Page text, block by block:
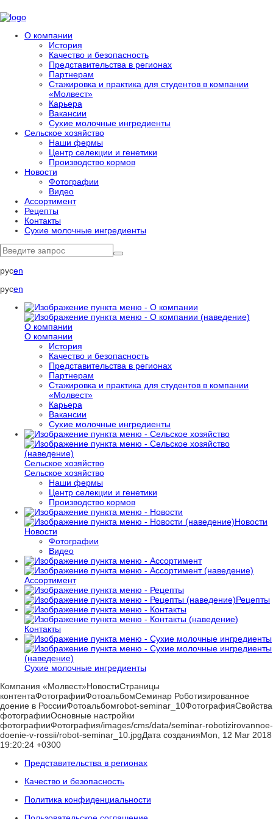
О компании
История
Качество и безопасность
Представительства в регионах
Партнерам
Стажировка и практика для студентов в компании
«Молвест»
Карьера
Вакансии
Сухие молочные ингредиенты
Сельское хозяйство
Наши фермы
Центр селекции и генетики
Производство кормов
Новости
Фотографии
Видео
Ассортимент
Рецепты
Контакты
Сухие молочные ингредиенты
русen
русen
О компании
О компании
История
Качество и безопасность
Представительства в регионах
Партнерам
Стажировка и практика для студентов в компании
«Молвест»
Карьера
Вакансии
Сухие молочные ингредиенты
Сельское хозяйство
Сельское хозяйство
Наши фермы
Центр селекции и генетики
Производство кормов
Новости
Новости
Фотографии
Видео
Ассортимент
Рецепты
Контакты
Сухие молочные ингредиенты
Компания «Молвест»НовостиСтраницы
контентаФотографииФотоальбомСеминар Роботизированное
доение в РоссииФотоальбомrobot-seminar_10ФотографияСвойства
фотографииОсновные настройки
фотографииФотография/images/cms/data/seminar-robotizirovannoe-
doenie-v-rossii/robot-seminar_10.jpgДата созданияMon, 12 Mar 2018
19:20:24 +0300
Представительства в регионах
Качество и безопасность
Политика конфиденциальности